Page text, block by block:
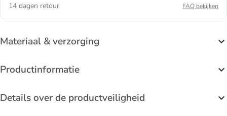
14 dagen retour
FAQ bekijken
Materiaal & verzorging
Productinformatie
Details over de productveiligheid